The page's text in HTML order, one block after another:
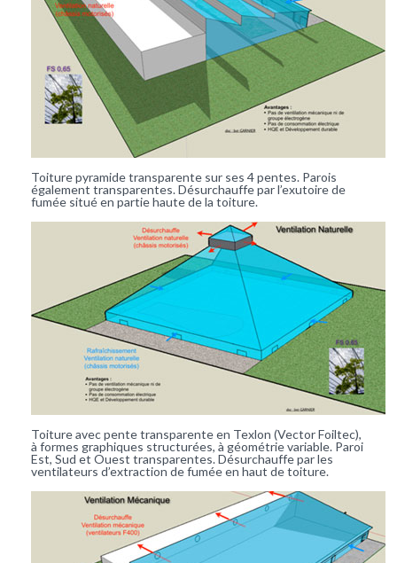
Toiture pyramide transparente sur ses 4 pentes. Parois
également transparentes. Désurchauffe par l’exutoire de
fumée situé en partie haute de la toiture.
Toiture avec pente transparente en Texlon (Vector Foiltec),
à formes graphiques structurées, à géométrie variable. Paroi
Est, Sud et Ouest transparentes. Désurchauffe par les
ventilateurs d’extraction de fumée en haut de toiture.